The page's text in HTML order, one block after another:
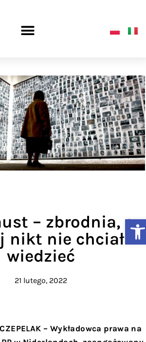
– zbrodnia, o
nikt nie chciał
wiedzieć
21 lutego, 2022
– Wykładowca prawa na